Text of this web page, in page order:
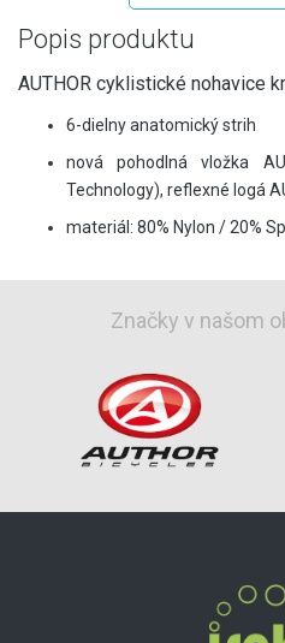
Popis produktu
AUTHOR cyklistické nohavice
6-dielny anatomický strih
nová pohodlná vložka
Technology), reflexné logá
materiál: 80% Nylon / 20%
Značky v našom